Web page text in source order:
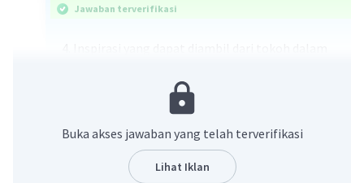
Jawaban terverifikasi
untuk terus berbagi dan bersedekah meskipun
usia telah tidak lagi muda.
5. Nilai yang terdapat pada kutipan cerita
tersebut antara lain adalah:
- Keberanian untuk berbagi
Buka akses jawaban yang telah terverifikasi
Lihat Iklan